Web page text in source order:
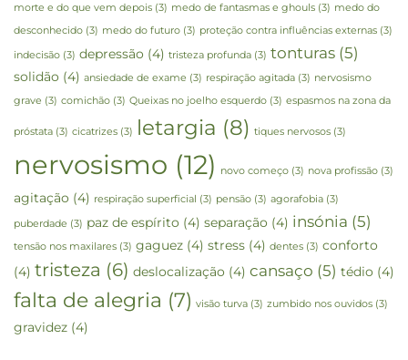
morte e do que vem depois (3) medo de fantasmas e ghouls (3) medo do
desconhecido (3) medo do futuro (3) proteção contra influências externas (3)
indecisão (3) depressão (4) tristeza profunda (3) tonturas (5)
solidão (4) ansiedade de exame (3) respiração agitada (3) nervosismo
grave (3) comichão (3) Queixas no joelho esquerdo (3) espasmos na zona da
próstata (3) cicatrizes (3) letargia (8) tiques nervosos (3)
nervosismo (12) novo começo (3) nova profissão (3)
agitação (4) respiração superficial (3) pensão (3) agorafobia (3)
puberdade (3) paz de espírito (4) separação (4) insónia (5)
tensão nos maxilares (3) gaguez (4) stress (4) dentes (3) conforto
(4) tristeza (6) deslocalização (4) cansaço (5) tédio (4)
falta de alegria (7) visão turva (3) zumbido nos ouvidos (3)
gravidez (4)